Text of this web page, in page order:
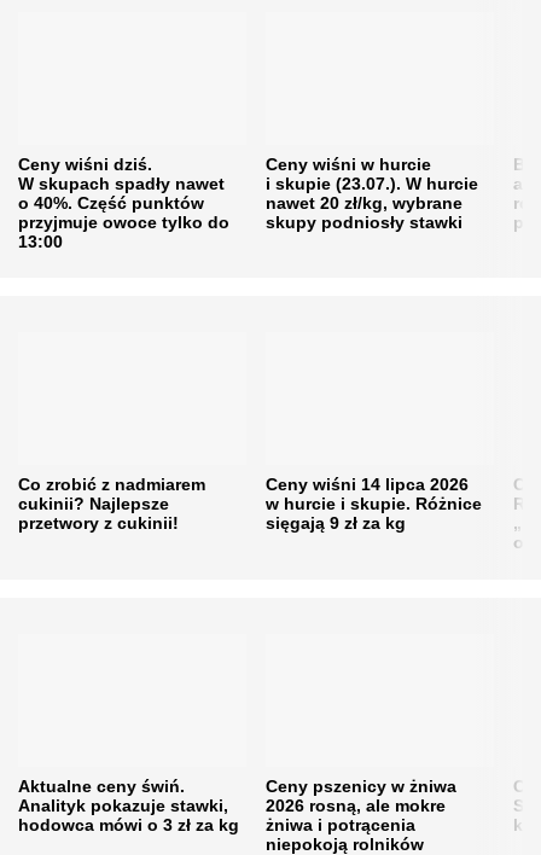
Ceny wiśni dziś.
W skupach spadły nawet
o 40%. Część punktów
przyjmuje owoce tylko do
13:00
Ceny wiśni w hurcie
i skupie (23.07.). W hurcie
nawet 20 zł/kg, wybrane
skupy podniosły stawki
Co zrobić z nadmiarem
cukinii? Najlepsze
przetwory z cukinii!
Ceny wiśni 14 lipca 2026
w hurcie i skupie. Różnice
sięgają 9 zł za kg
Aktualne ceny świń.
Analityk pokazuje stawki,
hodowca mówi o 3 zł za kg
Ceny pszenicy w żniwa
2026 rosną, ale mokre
żniwa i potrącenia
niepokoją rolników